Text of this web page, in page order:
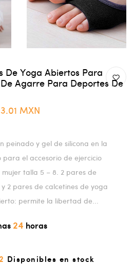
De Yoga Abiertos Para
Agarre Para Deportes De
MXN
peinado y gel de silicona en la
el accesorio de ejercicio
talla 5 – 8. 2 pares de
2 pares de calcetines de yoga
permite la libertad de...
24 horas
Disponibles en stock